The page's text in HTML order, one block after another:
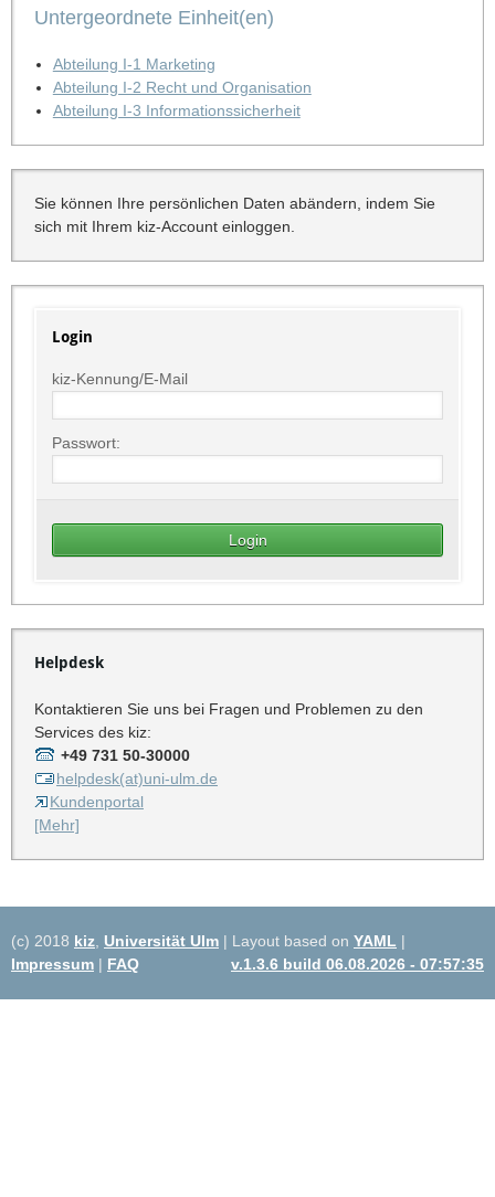
Untergeordnete Einheit(en)
Abteilung I-1 Marketing
Abteilung I-2 Recht und Organisation
Abteilung I-3 Informationssicherheit
Sie können Ihre persönlichen Daten abändern, indem Sie
sich mit Ihrem kiz-Account einloggen.
Login
kiz-Kennung/E-Mail
Passwort:
Helpdesk
Kontaktieren Sie uns bei Fragen und Problemen zu den
Services des kiz:
+49 731 50-30000
helpdesk(at)uni-ulm.de
Kundenportal
[Mehr]
(c) 2018 kiz Universität Ulm | Layout based on YAML |
Impressum | FAQ v.1.3.6 build 06.08.2026 - 07:57:35